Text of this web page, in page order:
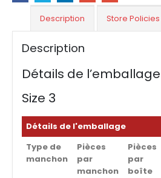
Description Store Policies
Description
Détails de l’emballage
Size 3
Détails de l'emballage
Type de
manchon
Pièces
par
manchon
Pièces
par
boîte